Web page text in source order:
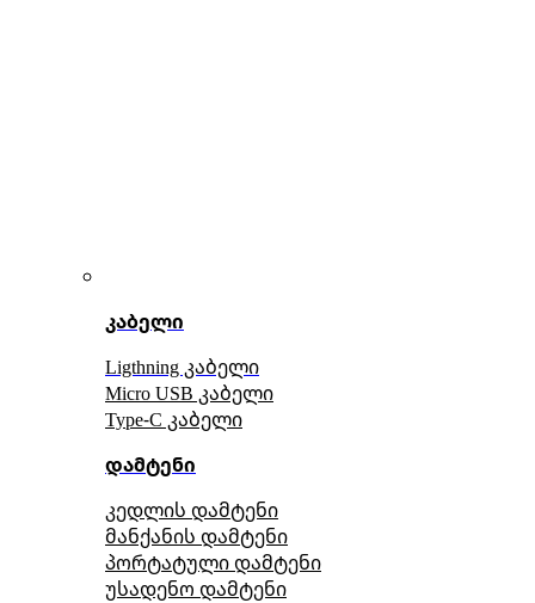
კაბელი
Ligthning კაბელი
Micro USB კაბელი
Type-C კაბელი
დამტენი
კედლის დამტენი
მანქანის დამტენი
პორტატული დამტენი
უსადენო დამტენი